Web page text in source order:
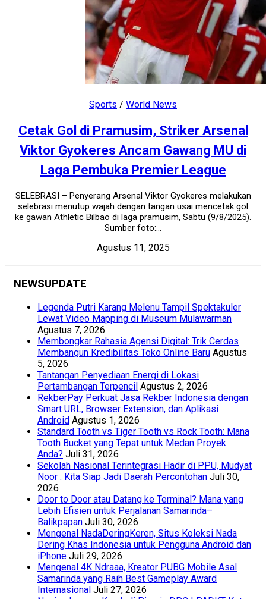
Sports / World News
Cetak Gol di Pramusim, Striker Arsenal
Viktor Gyokeres Ancam Gawang MU di
Laga Pembuka Premier League
SELEBRASI – Penyerang Arsenal Viktor Gyokeres melakukan
selebrasi menutup wajah dengan tangan usai mencetak gol
ke gawan Athletic Bilbao di laga pramusim, Sabtu (9/8/2025).
Sumber foto:...
Agustus 11, 2025
NEWSUPDATE
Legenda Putri Karang Melenu Tampil Spektakuler
Lewat Video Mapping di Museum Mulawarman
Agustus 7, 2026
Membongkar Rahasia Agensi Digital: Trik Cerdas
Membangun Kredibilitas Toko Online Baru Agustus
5, 2026
Tantangan Penyediaan Energi di Lokasi
Pertambangan Terpencil Agustus 2, 2026
RekberPay Perkuat Jasa Rekber Indonesia dengan
Smart URL, Browser Extension, dan Aplikasi
Android Agustus 1, 2026
Standard Tooth vs Tiger Tooth vs Rock Tooth: Mana
Tooth Bucket yang Tepat untuk Medan Proyek
Anda? Juli 31, 2026
Sekolah Nasional Terintegrasi Hadir di PPU, Mudyat
Noor : Kita Siap Jadi Daerah Percontohan Juli 30,
2026
Door to Door atau Datang ke Terminal? Mana yang
Lebih Efisien untuk Perjalanan Samarinda–
Balikpapan Juli 30, 2026
Mengenal NadaDeringKeren, Situs Koleksi Nada
Dering Khas Indonesia untuk Pengguna Android dan
iPhone Juli 29, 2026
Mengenal 4K Ndraaa, Kreator PUBG Mobile Asal
Samarinda yang Raih Best Gameplay Award
Internasional Juli 27, 2026